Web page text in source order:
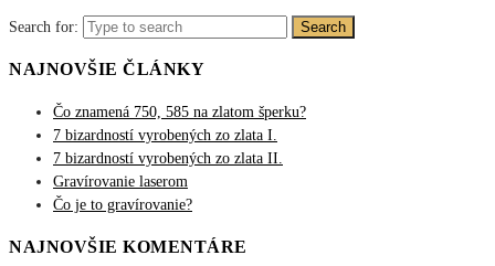
Search for: Search
NAJNOVŠIE ČLÁNKY
Čo znamená 750, 585 na zlatom šperku?
7 bizardností vyrobených zo zlata I.
7 bizardností vyrobených zo zlata II.
Gravírovanie laserom
Čo je to gravírovanie?
NAJNOVŠIE KOMENTÁRE